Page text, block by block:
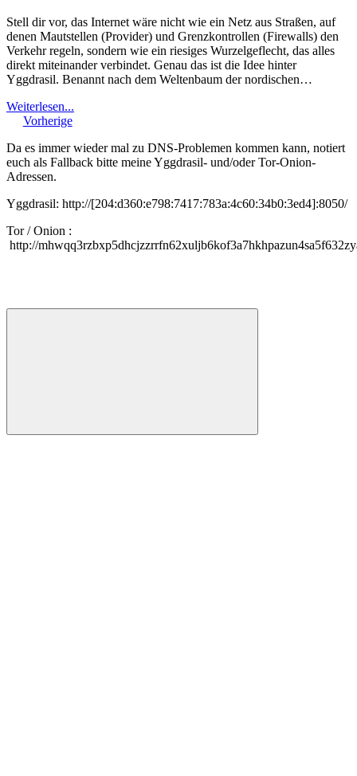
Stell dir vor, das Internet wäre nicht wie ein Netz aus Straßen, auf
denen Mautstellen (Provider) und Grenzkontrollen (Firewalls) den
Verkehr regeln, sondern wie ein riesiges Wurzelgeflecht, das alles
direkt miteinander verbindet. Genau das ist die Idee hinter
Yggdrasil. Benannt nach dem Weltenbaum der nordischen…
Weiterlesen...
Vorherige
Da es immer wieder mal zu DNS-Problemen kommen kann, notiert
euch als Fallback bitte meine Yggdrasil- und/oder Tor-Onion-
Adressen.
Yggdrasil: http://[204:d360:e798:7417:783a:4c60:34b0:3ed4]:8050/
Tor / Onion :
http://